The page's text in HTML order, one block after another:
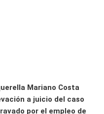
Mariano Costa
a juicio del caso
por el empleo de